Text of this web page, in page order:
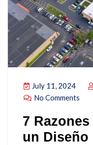
July 11, 2024
No Comments
7
un